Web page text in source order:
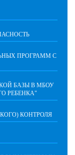
ПРОГРАММ С
БАЗЫ В МБОУ
РЕБЕНКА"
КОНТРОЛЯ